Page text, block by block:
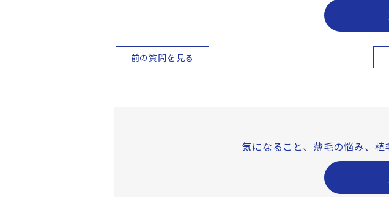
前の質問を見る
気になること、薄毛の悩み、 植